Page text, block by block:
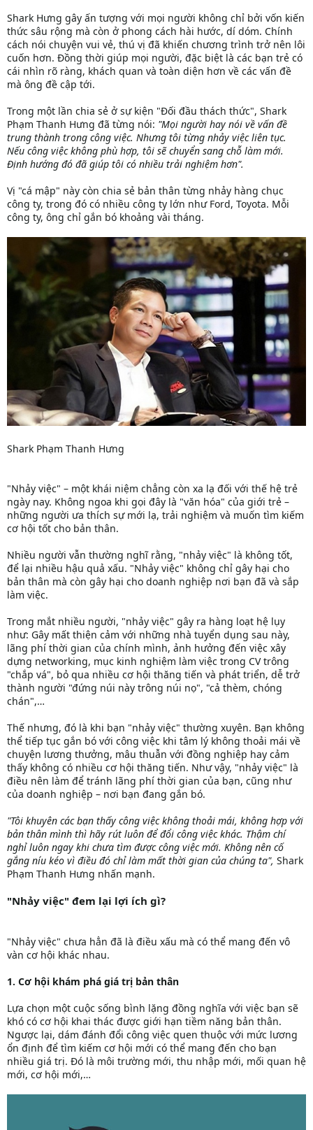
Shark Hưng gây ấn tượng với mọi người không chỉ bởi vốn kiến
thức sâu rộng mà còn ở phong cách hài hước, dí dóm. Chính
cách nói chuyện vui vẻ, thú vị đã khiến chương trình trở nên lôi
cuốn hơn. Đồng thời giúp mọi người, đặc biệt là các bạn trẻ có
cái nhìn rõ ràng, khách quan và toàn diện hơn về các vấn đề
mà ông đề cập tới.
Trong một lần chia sẻ ở sự kiện "Đối đầu thách thức", Shark
Phạm Thanh Hưng đã từng nói: "Mọi người hay nói về vấn đề
trung thành trong công việc. Nhưng tôi từng nhảy việc liên tục.
Nếu công việc không phù hợp, tôi sẽ chuyển sang chỗ làm mới.
Định hướng đó đã giúp tôi có nhiều trải nghiệm hơn".
Vị "cá mập" này còn chia sẻ bản thân từng nhảy hàng chục
công ty, trong đó có nhiều công ty lớn như Ford, Toyota. Mỗi
công ty, ông chỉ gắn bó khoảng vài tháng.
Shark Phạm Thanh Hưng
"Nhảy việc" – một khái niệm chẳng còn xa lạ đối với thế hệ trẻ
ngày nay. Không ngoa khi gọi đây là "văn hóa" của giới trẻ –
những người ưa thích sự mới lạ, trải nghiệm và muốn tìm kiếm
cơ hội tốt cho bản thân.
Nhiều người vẫn thường nghĩ rằng, "nhảy việc" là không tốt,
để lại nhiều hậu quả xấu. "Nhảy việc" không chỉ gây hại cho
bản thân mà còn gây hại cho doanh nghiệp nơi bạn đã và sắp
làm việc.
Trong mắt nhiều người, "nhảy việc" gây ra hàng loạt hệ lụy
như: Gây mất thiện cảm với những nhà tuyển dụng sau này,
lãng phí thời gian của chính mình, ảnh hưởng đến việc xây
dựng networking, mục kinh nghiệm làm việc trong CV trông
"chắp vá", bỏ qua nhiều cơ hội thăng tiến và phát triển, dễ trở
thành người "đứng núi này trông núi nọ", "cả thèm, chóng
chán",…
Thế nhưng, đó là khi bạn "nhảy việc" thường xuyên. Bạn không
thể tiếp tục gắn bó với công việc khi tâm lý không thoải mái về
chuyện lương thưởng, mâu thuẫn với đồng nghiệp hay cảm
thấy không có nhiều cơ hội thăng tiến. Như vậy, "nhảy việc" là
điều nên làm để tránh lãng phí thời gian của bạn, cũng như
của doanh nghiệp – nơi bạn đang gắn bó.
"Tôi khuyên các bạn thấy công việc không thoải mái, không hợp với
bản thân mình thì hãy rút luôn để đổi công việc khác. Thậm chí
nghỉ luôn ngay khi chưa tìm được công việc mới. Không nên cố
gắng níu kéo vì điều đó chỉ làm mất thời gian của chúng ta", Shark
Phạm Thanh Hưng nhấn mạnh.
"Nhảy việc" đem lại lợi ích gì?
"Nhảy việc" chưa hẳn đã là điều xấu mà có thể mang đến vô
vàn cơ hội khác nhau.
1. Cơ hội khám phá giá trị bản thân
Lựa chọn một cuộc sống bình lặng đồng nghĩa với việc bạn sẽ
khó có cơ hội khai thác được giới hạn tiềm năng bản thân.
Ngược lại, dám đánh đổi công việc quen thuộc với mức lương
ổn định để tìm kiếm cơ hội mới có thể mang đến cho bạn
nhiều giá trị. Đó là môi trường mới, thu nhập mới, mối quan hệ
mới, cơ hội mới,…